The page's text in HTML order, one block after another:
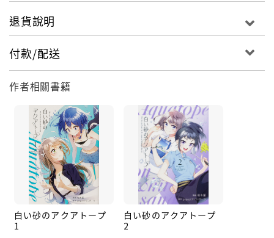
退貨說明
付款/配送
作者相關書籍
白い砂のアクアトープ
1
白い砂のアクアトープ
2